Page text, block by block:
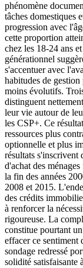
phénomène
tâches domestiques
progression avec
cette proportion
chez les 18-24 ans
générationnel
s'accentuer avec
habitudes de
moins évolutifs.
distinguent
leur vie autour de
les CSP+. Ce
ressources plus
optionnelle et plus
résultats s'inscrivent
d'achat des
la fin des années
2008 et 2015.
des crédits
à renforcer la
rigoureuse. La
constitue pourtant
effacer ce sentiment
sondage redressé
solidité satisfaisante